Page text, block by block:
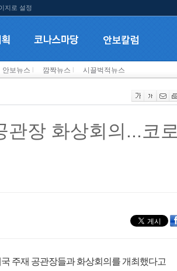
지로 설정
안보뉴스 깜짝뉴스 시끌벅적뉴스
장 화상회의...코로
주재 공관장들과 화상회의를 개최했다고